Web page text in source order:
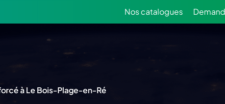
Nos catalogues
à Le Bois-Plage-en-Ré